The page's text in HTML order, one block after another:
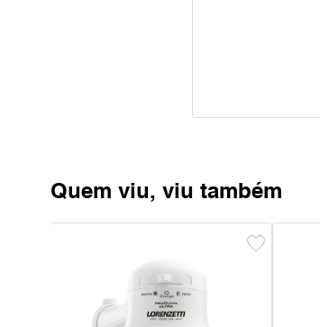
Quem viu, viu também